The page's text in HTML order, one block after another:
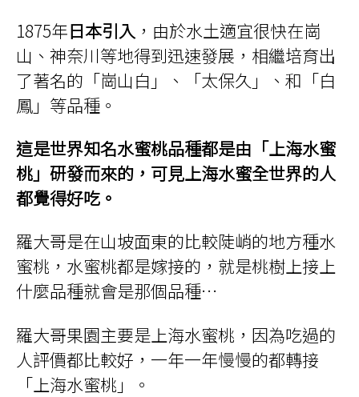
1875年日本引入 ，由於水土適宜很快在崗
山、神奈川等地得到迅速發展，相繼培育出
了著名的「崗山白」、「太保久」、和「白
鳳」等品種。
這是世界知名水蜜桃品種都是由「上海水蜜
桃」研發而來的， 可見上海水蜜全世界的人
都覺得好吃。
羅大哥是在山坡面東的比較陡峭的地方種水
蜜桃，水蜜桃都是嫁接的，就是桃樹上接上
什麼品種就會是那個品種…
羅大哥果園主要是上海水蜜桃，因為吃過的
人評價都比較好，一年一年慢慢的都轉接
「上海水蜜桃」。